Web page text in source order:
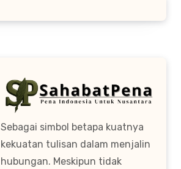
Sebagai simbol betapa kuatnya
kekuatan tulisan dalam menjalin
hubungan. Meskipun tidak